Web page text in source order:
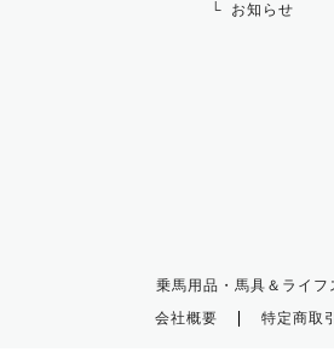
お知らせ
乗馬用品・馬具＆ライ
会社概要
特定商取